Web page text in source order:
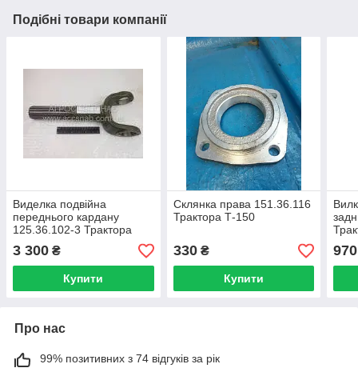
Подібні товари компанії
Виделка подвійна
переднього кардану
125.36.102-3 Трактора
Т-150
3 300 ₴
Купити
Склянка права 151.36.116
Трактора Т-150
330₴
Купити
970
Про нас
99% позитивних з 74 відгуків за рік